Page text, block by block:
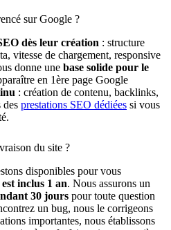
sur Google ?
dès leur création : structure
vitesse de chargement, responsive
donne une base solide pour le
en 1ère page Google
: création de contenu, backlinks,
des prestations SEO dédiées si vous
du site ?
disponibles pour vous
inclus 1 an. Nous assurons un
30 jours pour toute question
un bug, nous le corrigeons
importantes, nous établissons